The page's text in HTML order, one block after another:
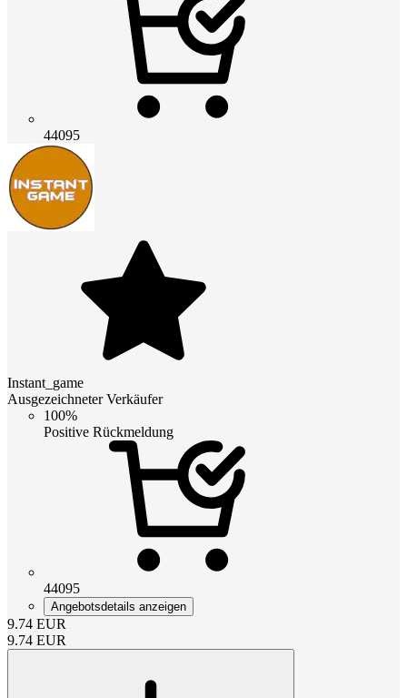
44095
Instant_game
Ausgezeichneter Verkäufer
100%
Positive Rückmeldung
44095
Angebotsdetails anzeigen
9.74 EUR
9.74 EUR